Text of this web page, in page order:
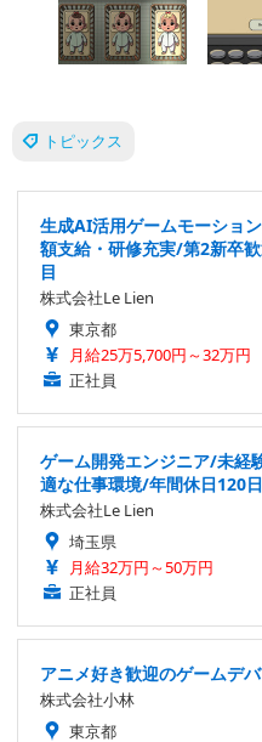
トピックス
生成AI活用ゲームモーショ
額支給・研修充実/第2新卒
目
株式会社Le Lien
東京都
月給25万5,700円～32万円
正社員
ゲーム開発エンジニア/未経
適な仕事環境/年間休日120
株式会社Le Lien
埼玉県
月給32万円～50万円
正社員
アニメ好き歓迎のゲームデ
株式会社小林
東京都